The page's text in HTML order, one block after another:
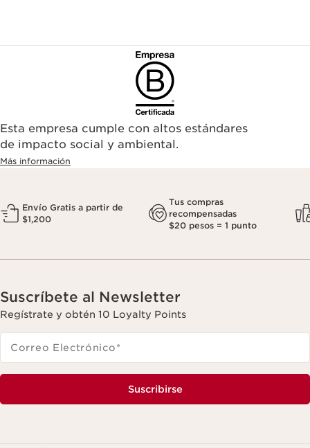
Esta empresa cumple con altos estándares
de impacto social y ambiental.
Más información
Envío Gratis a partir de
$1,200
Tus compras
recompensadas
$20 pesos = 1 punto
Suscríbete al Newsletter
Regístrate y obtén 10 Loyalty Points
Correo Electrónico*
Suscribirse